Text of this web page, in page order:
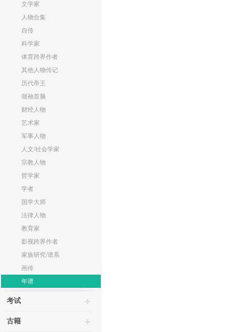
文学家
人物合集
自传
科学家
体育跨界作者
其他人物传记
历代帝王
领袖首脑
财经人物
艺术家
军事人物
人文/社会学家
宗教人物
哲学家
学者
国学大师
法律人物
教育家
影视跨界作者
家族研究/谱系
画传
年谱
考试
古籍